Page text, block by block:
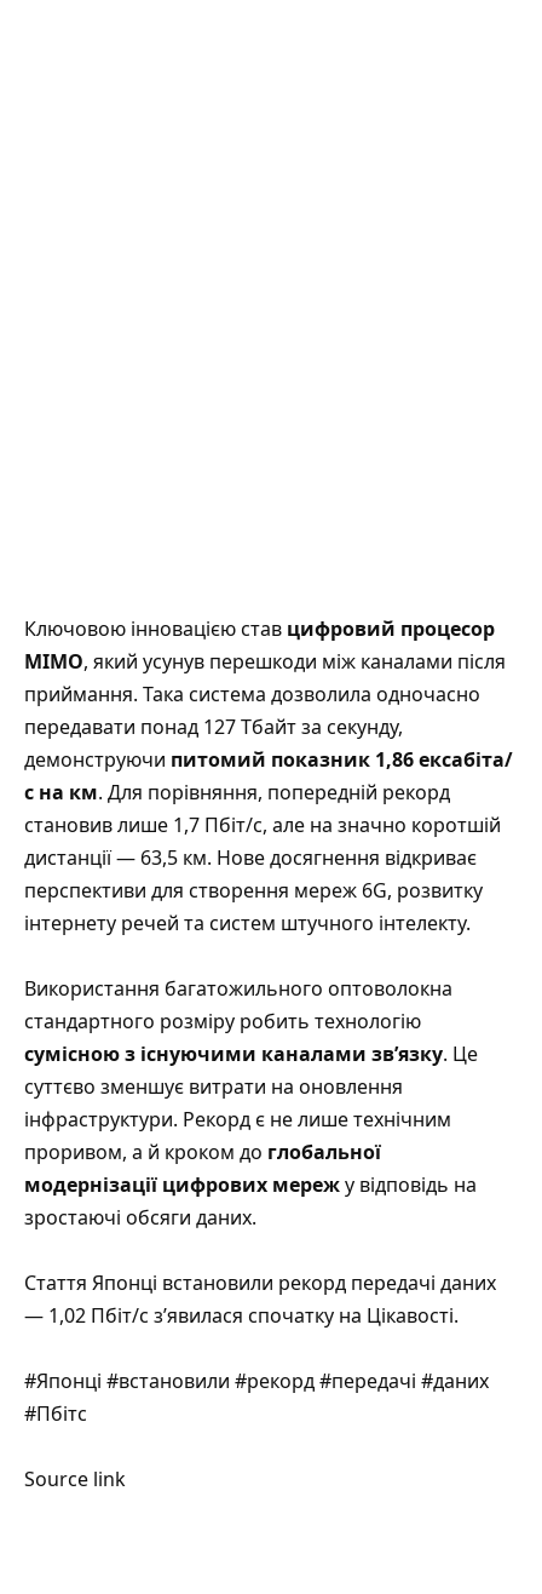
Ключовою інновацією став цифровий процесор
MIMO, який усунув перешкоди між каналами після
приймання. Така система дозволила одночасно
передавати понад 127 Тбайт за секунду,
демонструючи питомий показник 1,86 ексабіта/
с на км. Для порівняння, попередній рекорд
становив лише 1,7 Пбіт/с, але на значно коротшій
дистанції — 63,5 км. Нове досягнення відкриває
перспективи для створення мереж 6G, розвитку
інтернету речей та систем штучного інтелекту.
Використання багатожильного оптоволокна
стандартного розміру робить технологію
сумісною з існуючими каналами зв’язку. Це
суттєво зменшує витрати на оновлення
інфраструктури. Рекорд є не лише технічним
проривом, а й кроком до глобальної
модернізації цифрових мережу відповідь на
зростаючі обсяги даних.
Стаття Японці встановили рекорд передачі даних
— 1,02 Пбіт/с з’явилася спочатку на Цікавості.
#Японці #встановили #рекорд #передачі #даних
#Пбітс
Source link